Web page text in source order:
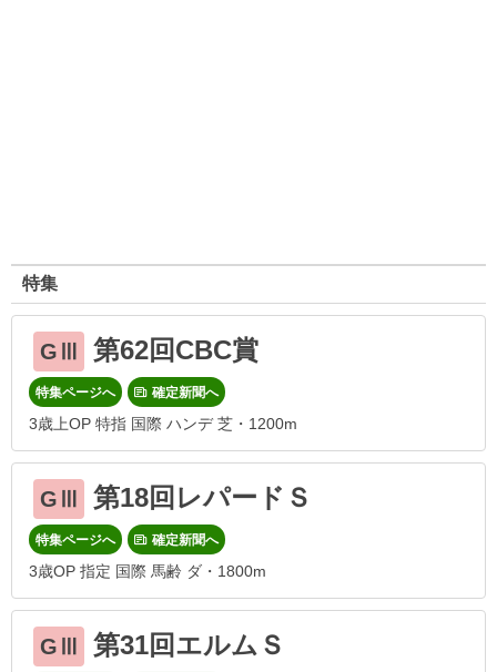
特集
GⅢ 第62回CBC賞
特集ページへ 確定新聞へ
3歳上OP 特指 国際 ハンデ 芝・1200m
GⅢ 第18回レパードＳ
特集ページへ 確定新聞へ
3歳OP 指定 国際 馬齢 ダ・1800m
GⅢ 第31回エルムＳ